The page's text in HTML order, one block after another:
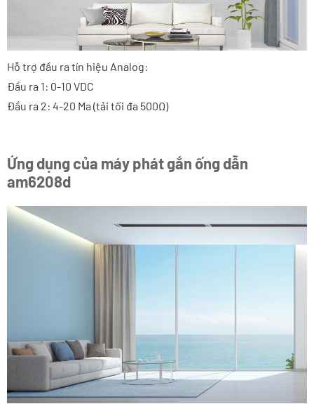
Hỗ trợ đầu ra tín hiệu Analog:
Đầu ra 1: 0-10 VDC
Đầu ra 2: 4-20 Ma (tải tối đa 500Ω)
Ứng dụng của máy phát gắn ống dẫn
am6208d